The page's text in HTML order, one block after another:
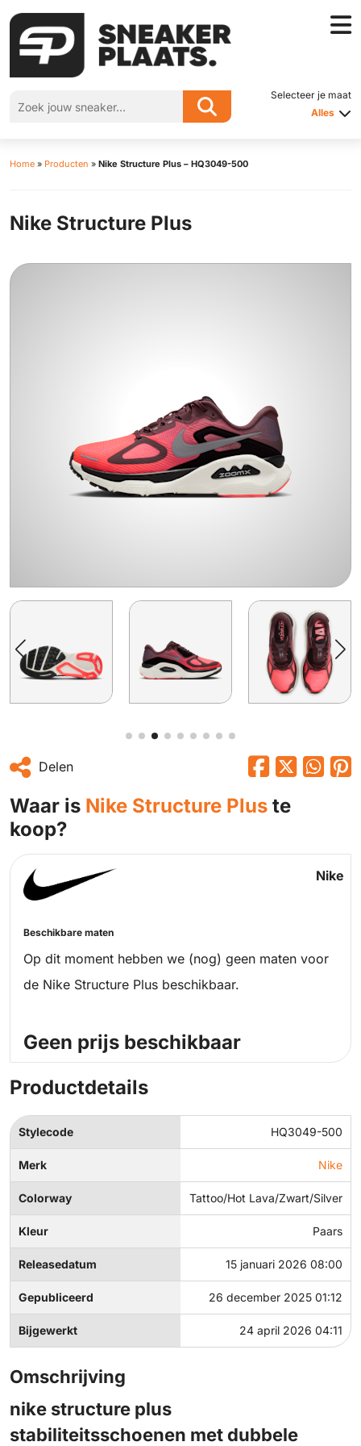
Selecteer je maat
Alles
Home » Producten » Nike Structure Plus – HQ3049-500
Nike Structure Plus
Delen
Waar is Nike Structure Plus te
koop?
Nike
Beschikbare maten
Op dit moment hebben we (nog) geen maten voor
de Nike Structure Plus beschikbaar.
Geen prijs beschikbaar
Productdetails
Stylecode HQ3049-500
Merk Nike
Colorway Tattoo/Hot Lava/Zwart/Silver
Kleur Paars
Releasedatum 15 januari 2026 08:00
Gepubliceerd 26 december 2025 01:12
Bijgewerkt 24 april 2026 04:11
Omschrijving
nike structure plus
stabiliteitsschoenen met dubbele